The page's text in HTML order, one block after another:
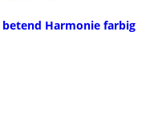
Harmonie farbig